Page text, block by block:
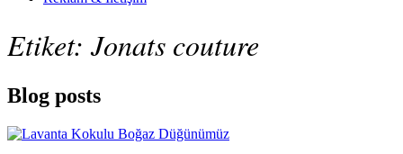
Etiket:Jonats couture
Blog posts